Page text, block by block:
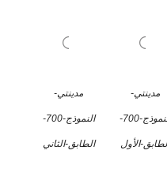
مدينتي-
النموذج-700-
الأول
مدينتي-
النموذج-700-
الطابق-الثاني